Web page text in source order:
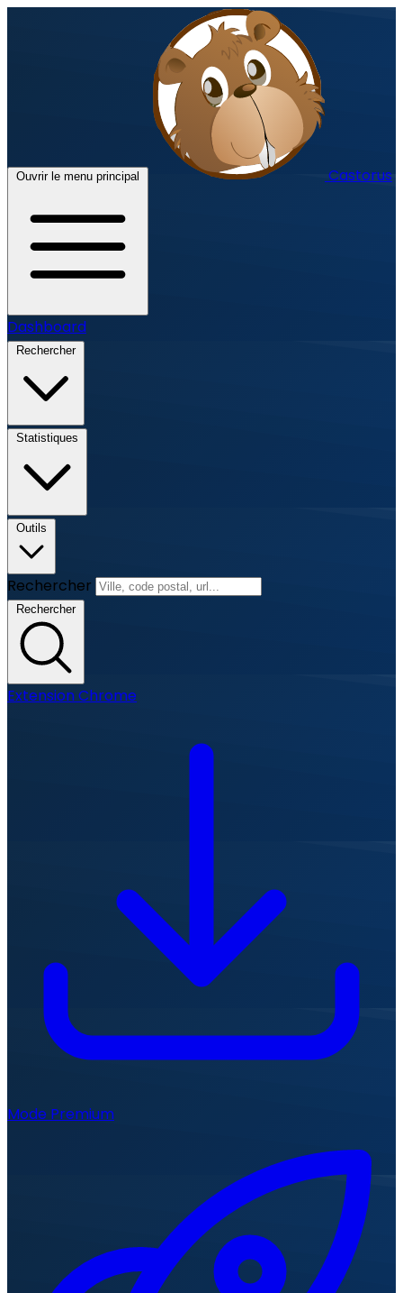
Ouvrir le menu principal Castorus
Dashboard
Rechercher
Statistiques
Outils
Rechercher
Rechercher
Extension Chrome
Mode Premium